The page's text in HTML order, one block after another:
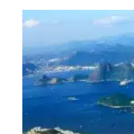
insumo, a sucata,
pela matéria-prima.